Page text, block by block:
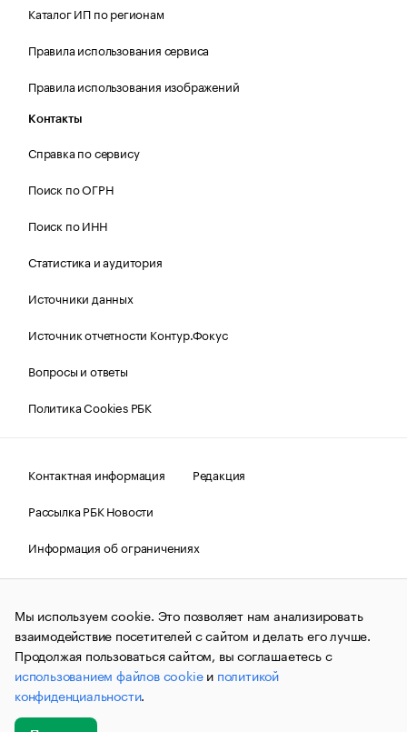
Каталог ИП по регионам
Правила использования сервиса
Правила использования изображений
Контакты
Справка по сервису
Поиск по ОГРН
Поиск по ИНН
Статистика и аудитория
Источники данных
Источник отчетности Контур.Фокус
Вопросы и ответы
Политика Cookies РБК
Контактная информация
Редакция
Рассылка РБК Новости
Информация об ограничениях
Правовая информация
О соблюдении авторских прав
© АО «РОСБИЗНЕСКОНСАЛТИНГ»,1995–2026.Сообщения
и материалы информационного агентства «РБК»
(зарегистрировано Федеральной службой по надзору в сфере
связи, информационных технологий и массовых
коммуникаций (Роскомнадзор) 09.12.2015 за номером ИА
№ФС77-63848) сопровождаются пометкой «РБК». Отдельные
публикации могут содержать информацию,
не предназначенную для пользователей
Мы используем cookie. Это позволяет нам анализировать
взаимодействие посетителей с сайтом и делать его лучше.
Продолжая пользоваться сайтом, вы соглашаетесь с
использованием файлов cookieи политикой
конфиденциальности.